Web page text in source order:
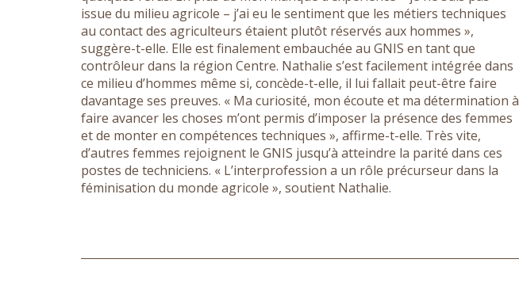
issue du milieu agricole – j’ai eu le sentiment que les métiers techniques
au contact des agriculteurs étaient plutôt réservés aux hommes »,
suggère-t-elle. Elle est finalement embauchée au GNIS en tant que
contrôleur dans la région Centre. Nathalie s’est facilement intégrée dans
ce milieu d’hommes même si, concède-t-elle, il lui fallait peut-être faire
davantage ses preuves. « Ma curiosité, mon écoute et ma détermination à
faire avancer les choses m’ont permis d’imposer la présence des femmes
et de monter en compétences techniques », affirme-t-elle. Très vite,
d’autres femmes rejoignent le GNIS jusqu’à atteindre la parité dans ces
postes de techniciens. « L’interprofession a un rôle précurseur dans la
féminisation du monde agricole », soutient Nathalie.